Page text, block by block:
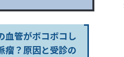
血管がボコボコし
瘤？原因と受診の